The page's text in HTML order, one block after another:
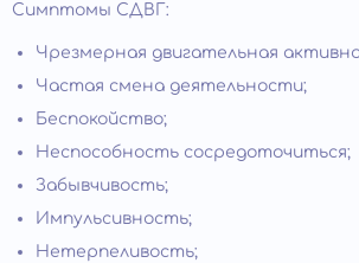
Симптомы СДВГ:
Чрезмерная двигательная
Частая смена деятельности;
Беспокойство;
Неспособность сосредоточиться;
Забывчивость;
Импульсивность;
Нетерпеливость;